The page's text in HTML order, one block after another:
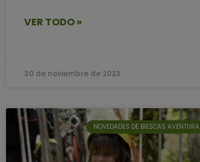
VER TODO »
30 de noviembre de 2023
NOVEDADES DE BIESCAS AVENTURA